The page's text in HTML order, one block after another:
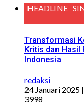
HEADLINE
Transformasi
Kritis dan Hasil
Indonesia
redaksi
24 Januari 2025
3998